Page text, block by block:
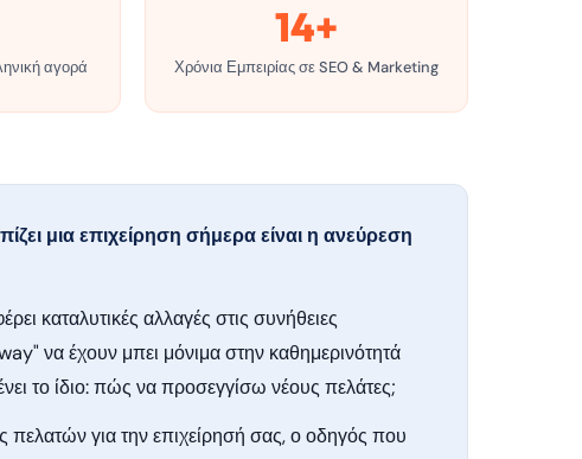
αγορά
14+
Χρόνια Εμπειρίας σε SEO & Marketing
μια επιχείρηση σήμερα είναι η ανεύρεση
καταλυτικές αλλαγές στις συνήθειες
να έχουν μπει μόνιμα στην καθημερινότητά
το ίδιο: πώς να προσεγγίσω νέους πελάτες;
πελατών για την επιχείρησή σας, ο οδηγός που